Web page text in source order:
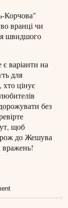
Корчова"
вранці чи
швидшого
варіанти на
для
цінує
без
щоб
до Жешува